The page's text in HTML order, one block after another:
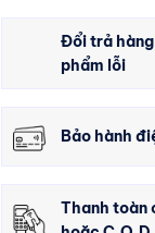
Đổi trả hàng
phẩm lỗi
Bảo hành
Thanh toàn